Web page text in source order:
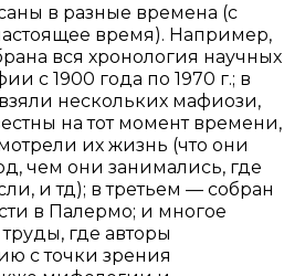
в разные времена (с
время). Например,
вся хронология научных
с 1900 года по 1970 г.; в
нескольких мафиози,
на тот момент времени,
их жизнь (что они
чем они занимались, где
и тд); в третьем — собран
в Палермо; и многое
где авторы
с точки зрения